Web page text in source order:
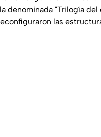
denominada "Trilogía
las